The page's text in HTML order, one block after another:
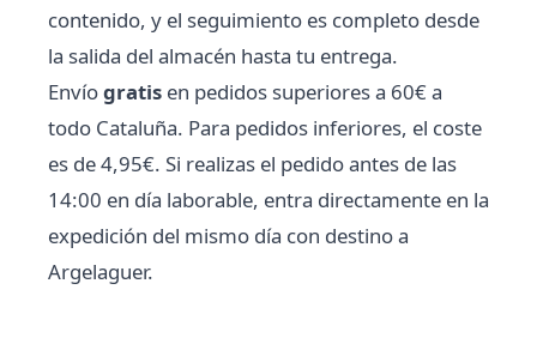
contenido, y el seguimiento es completo desde
la salida del almacén hasta tu entrega.
Envíogratis en pedidos superiores a 60€ a
todo Cataluña. Para pedidos inferiores, el coste
es de 4,95€. Si realizas el pedido antes de las
14:00 en día laborable, entra directamente en la
expedición del mismo día con destino a
Argelaguer.